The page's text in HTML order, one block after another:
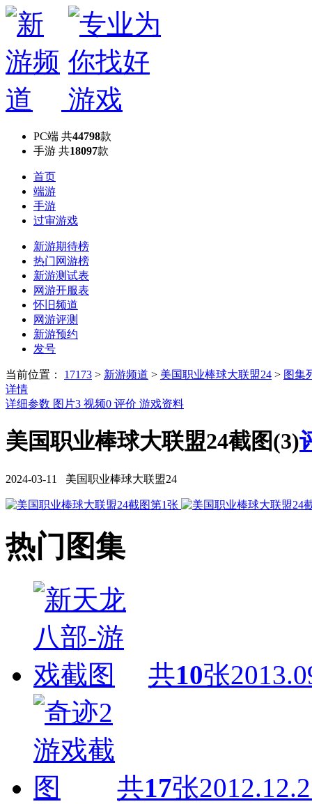
PC端 共44798款
手游 共18097款
首页
端游
手游
过审游戏
新游期待榜
热门网游榜
新游测试表
网游开服表
怀旧频道
网游评测
新游预约
发号
当前位置： 17173 > 新游频道 > 美国职业棒球大联盟24 > 图集
详情
详细参数 图片3 视频0 评价 游戏资料
美国职业棒球大联盟24截图(3)
2024-03-11 美国职业棒球大联盟24
热门图集
共10张
共17张